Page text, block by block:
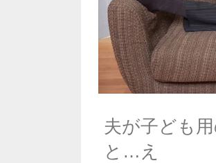
夫が子ども
と…え